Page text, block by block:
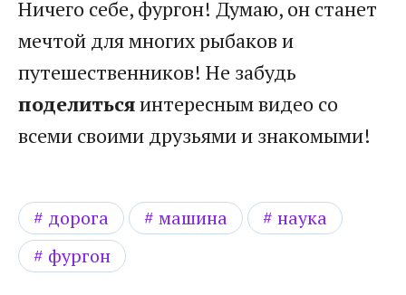
Ничего себе, фургон! Думаю, он станет
мечтой для многих рыбаков и
путешественников! Не забудь
поделитьсяинтересным видео со
всеми своими друзьями и знакомыми!
дорога машина
наука
фургон